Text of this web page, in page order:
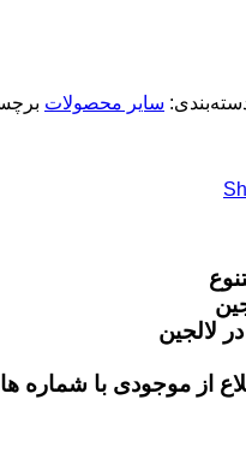
سایر محصولات
لالجین
از موجودی با شماره